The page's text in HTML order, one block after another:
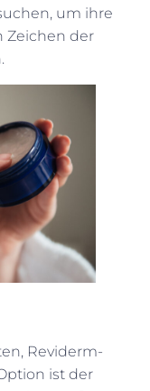
um ihre
Zeichen der
Reviderm-
ist der